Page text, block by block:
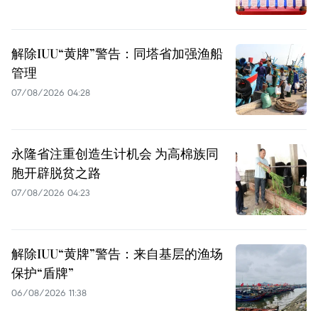
解除IUU“黄牌”警告：同塔省加强渔船
管理
07/08/2026 04:28
永隆省注重创造生计机会 为高棉族同
胞开辟脱贫之路
07/08/2026 04:23
解除IUU“黄牌”警告：来自基层的渔场
保护“盾牌”
06/08/2026 11:38